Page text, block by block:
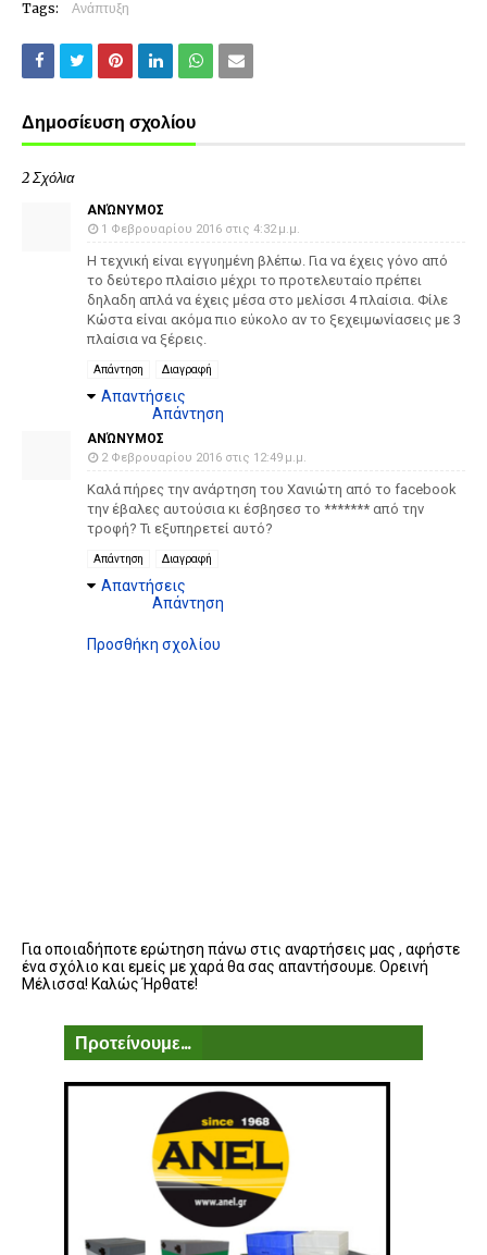
Tags: Ανάπτυξη
Δημοσίευση σχολίου
2 Σχόλια
ΑΝΏΝΥΜΟΣ
1 Φεβρουαρίου 2016 στις 4:32 μ.μ.
Η τεχνική είναι εγγυημένη βλέπω. Για να έχεις γόνο από
το δεύτερο πλαίσιο μέχρι το προτελευταίο πρέπει
δηλαδη απλά να έχεις μέσα στο μελίσσι 4 πλαίσια. Φίλε
Κώστα είναι ακόμα πιο εύκολο αν το ξεχειμωνίασεις με 3
πλαίσια να ξέρεις.
Απάντηση Διαγραφή
Απαντήσεις
Απάντηση
ΑΝΏΝΥΜΟΣ
2 Φεβρουαρίου 2016 στις 12:49 μ.μ.
Καλά πήρες την ανάρτηση του Χανιώτη από το facebook
την έβαλες αυτούσια κι έσβησεσ το ******* από την
τροφή? Τι εξυπηρετεί αυτό?
Απάντηση Διαγραφή
Απαντήσεις
Απάντηση
Προσθήκη σχολίου
Για οποιαδήποτε ερώτηση πάνω στις αναρτήσεις μας , αφήστε
ένα σχόλιο και εμείς με χαρά θα σας απαντήσουμε. Ορεινή
Μέλισσα! Καλώς Ήρθατε!
Προτείνουμε...